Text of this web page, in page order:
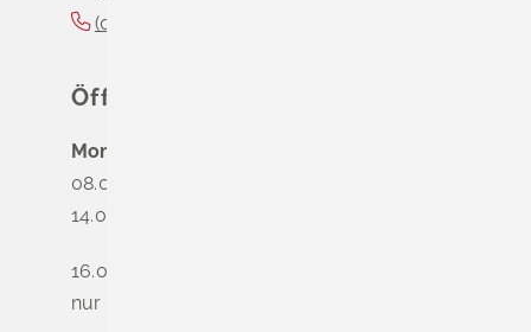
(0
Öffnungszeiten
Montag
08.00 - 12.00 Uhr
14.00 - 16.00 Uhr
16.00 - 18.00 Uhr
nur nach Terminvereinbarung